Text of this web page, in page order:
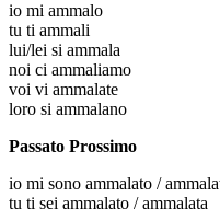
io mi ammalo
tu ti ammali
lui/lei si ammala
noi ci ammaliamo
voi vi ammalate
loro si ammalano
Passato Prossimo
io mi sono ammalato /
tu ti sei ammalato / ammalata